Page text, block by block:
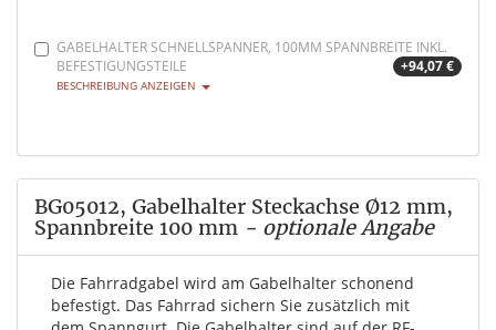
GABELHALTER SCHNELLSPANNER, 100MM SPANNBREITE INKL.
BEFESTIGUNGSTEILE
+94,07 €
BESCHREIBUNG ANZEIGEN
BG05012, Gabelhalter Steckachse Ø12 mm,
Spannbreite 100 mm - optionale Angabe
Die Fahrradgabel wird am Gabelhalter schonend
befestigt. Das Fahrrad sichern Sie zusätzlich mit